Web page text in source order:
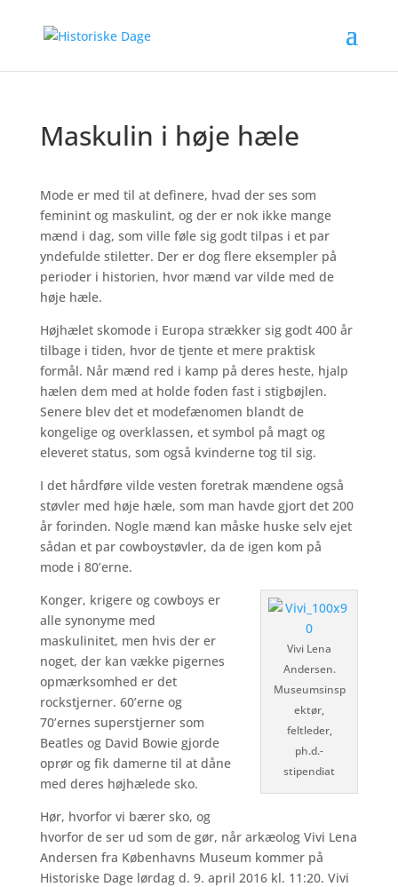
Maskulin i høje hæle
Mode er med til at definere, hvad der ses som
feminint og maskulint, og der er nok ikke mange
mænd i dag, som ville føle sig godt tilpas i et par
yndefulde stiletter. Der er dog flere eksempler på
perioder i historien, hvor mænd var vilde med de
høje hæle.
Højhælet skomode i Europa strækker sig godt 400 år
tilbage i tiden, hvor de tjente et mere praktisk
formål. Når mænd red i kamp på deres heste, hjalp
hælen dem med at holde foden fast i stigbøjlen.
Senere blev det et modefænomen blandt de
kongelige og overklassen, et symbol på magt og
eleveret status, som også kvinderne tog til sig.
I det hårdføre vilde vesten foretrak mændene også
støvler med høje hæle, som man havde gjort det 200
år forinden. Nogle mænd kan måske huske selv ejet
sådan et par cowboystøvler, da de igen kom på
mode i 80’erne.
Vivi Lena
Andersen.
Museumsinsp
ektør,
feltleder,
ph.d.-
stipendiat
Konger, krigere og cowboys er
alle synonyme med
maskulinitet, men hvis der er
noget, der kan vække pigernes
opmærksomhed er det
rockstjerner. 60’erne og
70’ernes superstjerner som
Beatles og David Bowie gjorde
oprør og fik damerne til at dåne
med deres højhælede sko.
Hør, hvorfor vi bærer sko, og
hvorfor de ser ud som de gør, når arkæolog Vivi Lena
Andersen fra Københavns Museum kommer på
Historiske Dage lørdag d. 9. april 2016 kl. 11:20. Vivi